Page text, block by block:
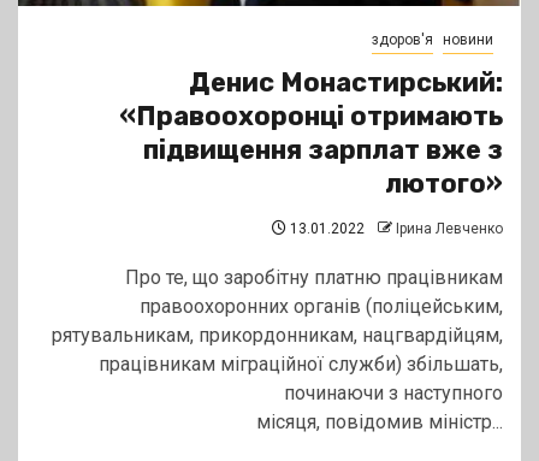
здоров'я новини
Денис Монастирський:
«Правоохоронці отримають
підвищення зарплат вже з
лютого»
13.01.2022 Ірина Левченко
Про те, що заробітну платню працівникам
правоохоронних органів (поліцейським,
рятувальникам, прикордонникам, нацгвардійцям,
працівникам міграційної служби) збільшать,
починаючи з наступного
місяця, повідомив міністр...